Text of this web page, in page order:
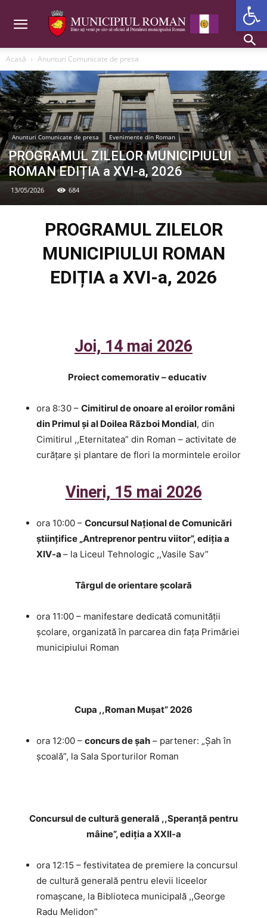
Acasă Anunturi Comunicate de presa
Anunturi Comunicate de presa Evenimente din Roman
PROGRAMUL ZILELOR MUNICIPIULUI
ROMAN EDIȚIA a XVI-a, 2026
13/05/2026 684
PROGRAMUL ZILELOR
MUNICIPIULUI ROMAN
EDIȚIA a XVI-a, 2026
Joi, 14 mai 2026
Proiect comemorativ – educativ
ora 8:30 – Cimitirul de onoare al eroilor români
din Primul și al Doilea Război Mondial, din
Cimitirul ,,Eternitatea” din Roman – activitate de
curățare și plantare de flori la mormintele eroilor
Vineri, 15 mai 2026
ora 10:00 – Concursul Național de Comunicări
științifice „Antreprenor pentru viitor”, ediția a
XIV-a – la Liceul Tehnologic ,,Vasile Sav”
Târgul de orientare școlară
ora 11:00 – manifestare dedicată comunității
școlare, organizată în parcarea din fața Primăriei
municipiului Roman
Cupa ,,Roman Mușat” 2026
ora 12:00 – concurs de șah – partener: „Șah în
școală”, la Sala Sporturilor Roman
Concursul de cultură generală ,,Speranță pentru
mâine”, ediția a XXII-a
ora 12:15 – festivitatea de premiere la concursul
de cultură generală pentru elevii liceelor
romașcane, la Biblioteca municipală ,,George
Radu Melidon”